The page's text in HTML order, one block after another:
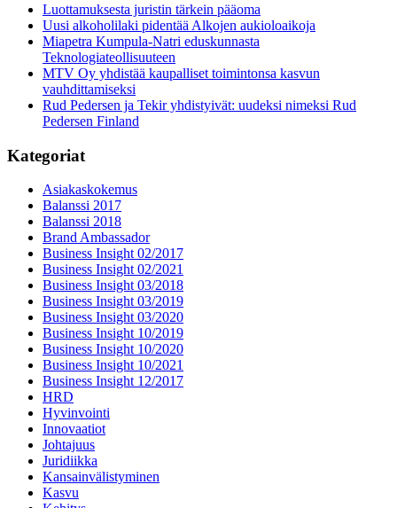
Luottamuksesta juristin tärkein pääoma
Uusi alkoholilaki pidentää Alkojen aukioloaikoja
Miapetra Kumpula-Natri eduskunnasta
Teknologiateollisuuteen
MTV Oy yhdistää kaupalliset toimintonsa kasvun
vauhdittamiseksi
Rud Pedersen ja Tekir yhdistyivät: uudeksi nimeksi Rud
Pedersen Finland
Kategoriat
Asiakaskokemus
Balanssi 2017
Balanssi 2018
Brand Ambassador
Business Insight 02/2017
Business Insight 02/2021
Business Insight 03/2018
Business Insight 03/2019
Business Insight 03/2020
Business Insight 10/2019
Business Insight 10/2020
Business Insight 10/2021
Business Insight 12/2017
HRD
Hyvinvointi
Innovaatiot
Johtajuus
Juridiikka
Kansainvälistyminen
Kasvu